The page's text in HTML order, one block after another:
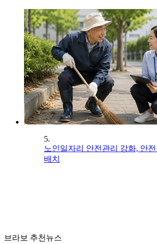
5.
노인일자리 안전관리 강화, 안
배치
브라보 추천뉴스